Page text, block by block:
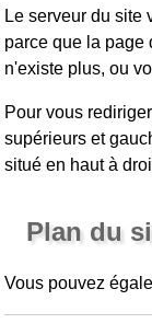
Le serveur du site
parce que la page
n'existe plus, ou
Pour vous
supérieurs et
situé en haut à
Plan du
Vous pouvez